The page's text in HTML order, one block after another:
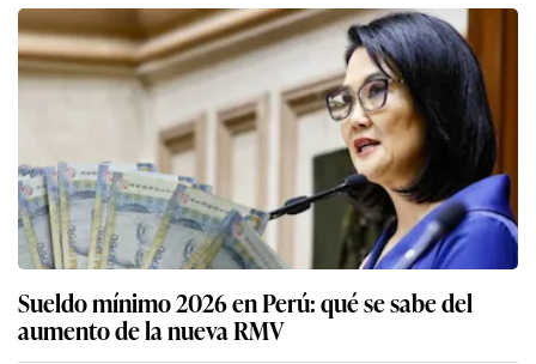
Sueldo mínimo 2026 en Perú: qué se sabe del
aumento de la nueva RMV